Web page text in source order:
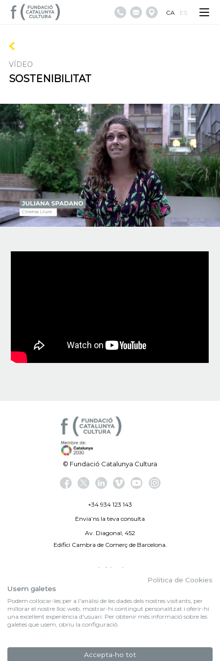
CA ES
VÍDEO
SOSTENIBILITAT
© Fundació Catalunya Cultura
+34 934 123 143
Envia’ns la teva consulta
Av. Diagonal, 452
Edifici Cambra de Comerç de Barcelona.
Avís legal
By 100X100NET
f (NEWSLETTER)
Politica de Cookies
Usem galetes
Podem col·locar-les per a l'anàlisi de les dades dels nostres visitants, per
millorar el nostre lloc web, mostrar-hi contingut personalitzat i oferir-hi
una excel·lent experiència d'usuari. Per obtenir més informació sobre les
galetes que usem, obriu la configuració.
Accepta-ho tot